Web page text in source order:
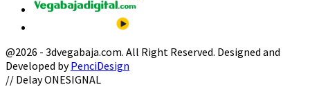
@2026 - 3dvegabaja.com. All Right Reserved. Designed and
Developed byPenciDesign
Facebook
Twitter
Instagram
Youtube
Email
// Delay ONESIGNAL